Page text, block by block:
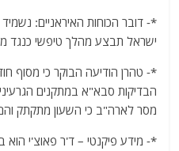
*- דובר הכוחות האיראניים:
ישראל תבצע מהלך טיפשי כנגד
*- טהרן הודיעה הבוקר כי מסוף
הבדיקות סבא"א במתקנים
מסר לארה"ב כי השעון מתקתק
*- מידע פיקנטי – ד'ר פאוצ'י